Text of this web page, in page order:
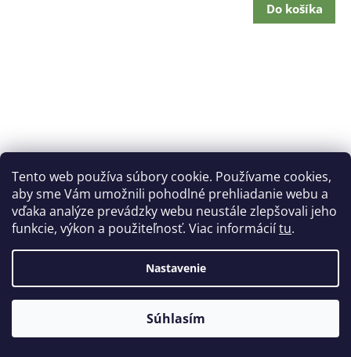
Tento web používa súbory cookie. Používame cookies,
aby sme Vám umožnili pohodlné prehliadanie webu a
vďaka analýze prevádzky webu neustále zlepšovali jeho
funkcie, výkon a použiteľnosť. Viac informáciítu.
Nastavenie
Súhlasím
Do košíka